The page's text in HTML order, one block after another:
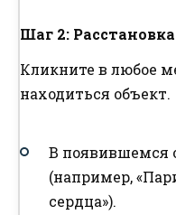
Шаг 2:
Кликните в любое
находиться объект.
В появившемся
(например,
сердца»).